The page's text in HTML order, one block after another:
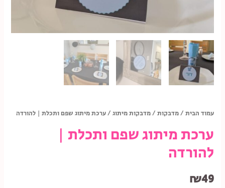
עמוד הבית /מדבקות /מדבקות מיתוג / ערכת מיתוג שפם ותכלת | להורדה
ערכת מיתוג שפם ותכלת |
להורדה
₪49